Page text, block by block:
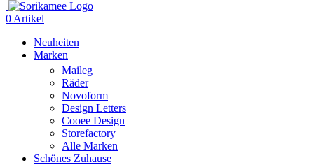
0 Artikel
Neuheiten
Marken
Maileg
Räder
Novoform
Design Letters
Cooee Design
Storefactory
Alle Marken
Schönes Zuhause